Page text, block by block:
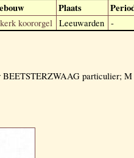
Plaats
koororgel Leeuwarden -
BEETSTERZWAAG particulier; M